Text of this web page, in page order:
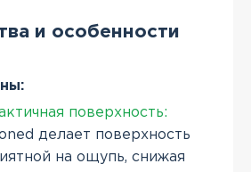
и особенности
поверхность:
делает поверхность
на ощупь, снижая